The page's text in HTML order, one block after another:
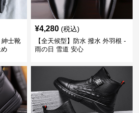
紳士靴
¥4,280 (税込)
【全天候型】防水 撥水 外羽根 -
雨の日 雪道 安心